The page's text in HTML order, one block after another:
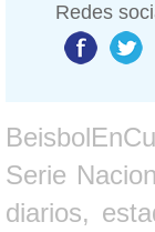
Redes
Serie
diarios,